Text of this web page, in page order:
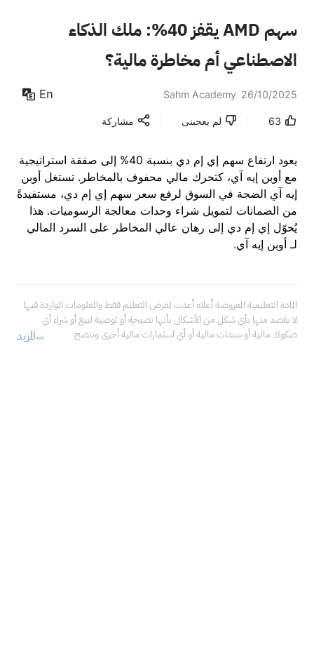
سهم AMD يقفز 40%: ملك الذكاء
الاصطناعي أم مخاطرة مالية؟
Sahm Academy 26/10/2025
En
63 لم يعجبنى مشاركة
يعود ارتفاع سهم إي إم دي بنسبة 40% إلى صفقة استراتيجية
مع أوبن إيه آي، كتحرك مالي محفوف بالمخاطر. تستغل أوبن
إيه آي الضجة في السوق لرفع سعر سهم إي إم دي، مستفيدةً
من الضمانات لتمويل شراء وحدات معالجة الرسوميات. هذا
يُحوّل إي إم دي إلى رهان عالي المخاطر على السرد المالي
لـ أوبن إيه آي.
المزيد
المادة التعليمية المعروضة أعلاه أعدت لغرض التعليم فقط والمعلومات الواردة فيها
لا يقصد منها بأي شكل من الأشكال بأنها نصيحة أو توصية لبيع أو شراء أي
صكوك مالية أو سندات مالية أو أي اسثمارات مالية أخرى وننصح